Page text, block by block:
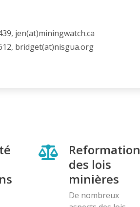
jen(at)miningwatch.ca
bridget(at)nisgua.org
Reformation
des lois
minières
De nombreux